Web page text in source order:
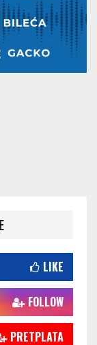
LIKE
FOLLOW
PRETPLATA